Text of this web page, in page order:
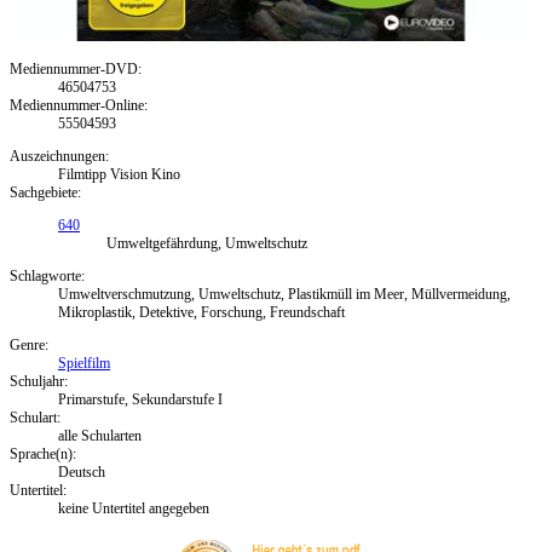
Mediennummer-DVD:
46504753
Mediennummer-Online:
55504593
Auszeichnungen:
Filmtipp Vision Kino
Sachgebiete:
640
Umweltgefährdung, Umweltschutz
Schlagworte:
Umweltverschmutzung, Umweltschutz, Plastikmüll im Meer, Müllvermeidung,
Mikroplastik, Detektive, Forschung, Freundschaft
Genre:
Spielfilm
Schuljahr:
Primarstufe, Sekundarstufe I
Schulart:
alle Schularten
Sprache(n):
Deutsch
Untertitel:
keine Untertitel angegeben